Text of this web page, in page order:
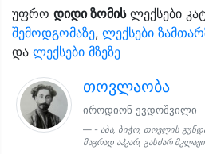
უფრო დიდი ზომისლექსები
შემოდგომაზე, ლექსები
და ლექსები მზეზე
თოვლაობა
იროდიონ ევდოშვილი
- აბა, ბიჭო, თოვლის
მაგრად აჰკარ, გასძარ